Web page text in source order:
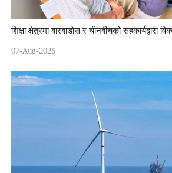
शिक्षा क्षेत्रमा बारबाडोस र चीनबीचको सहकार्यद्वारा
07-Aug-2026